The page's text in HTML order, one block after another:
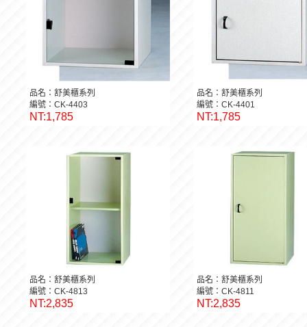
品名：舒美櫃系列
編號：CK-4403
NT:1,785
品名：舒美櫃系列
編號：CK-4401
NT:1,785
品名：舒美櫃系列
編號：CK-4813
NT:2,835
品名：舒美櫃系列
編號：CK-4811
NT:2,835